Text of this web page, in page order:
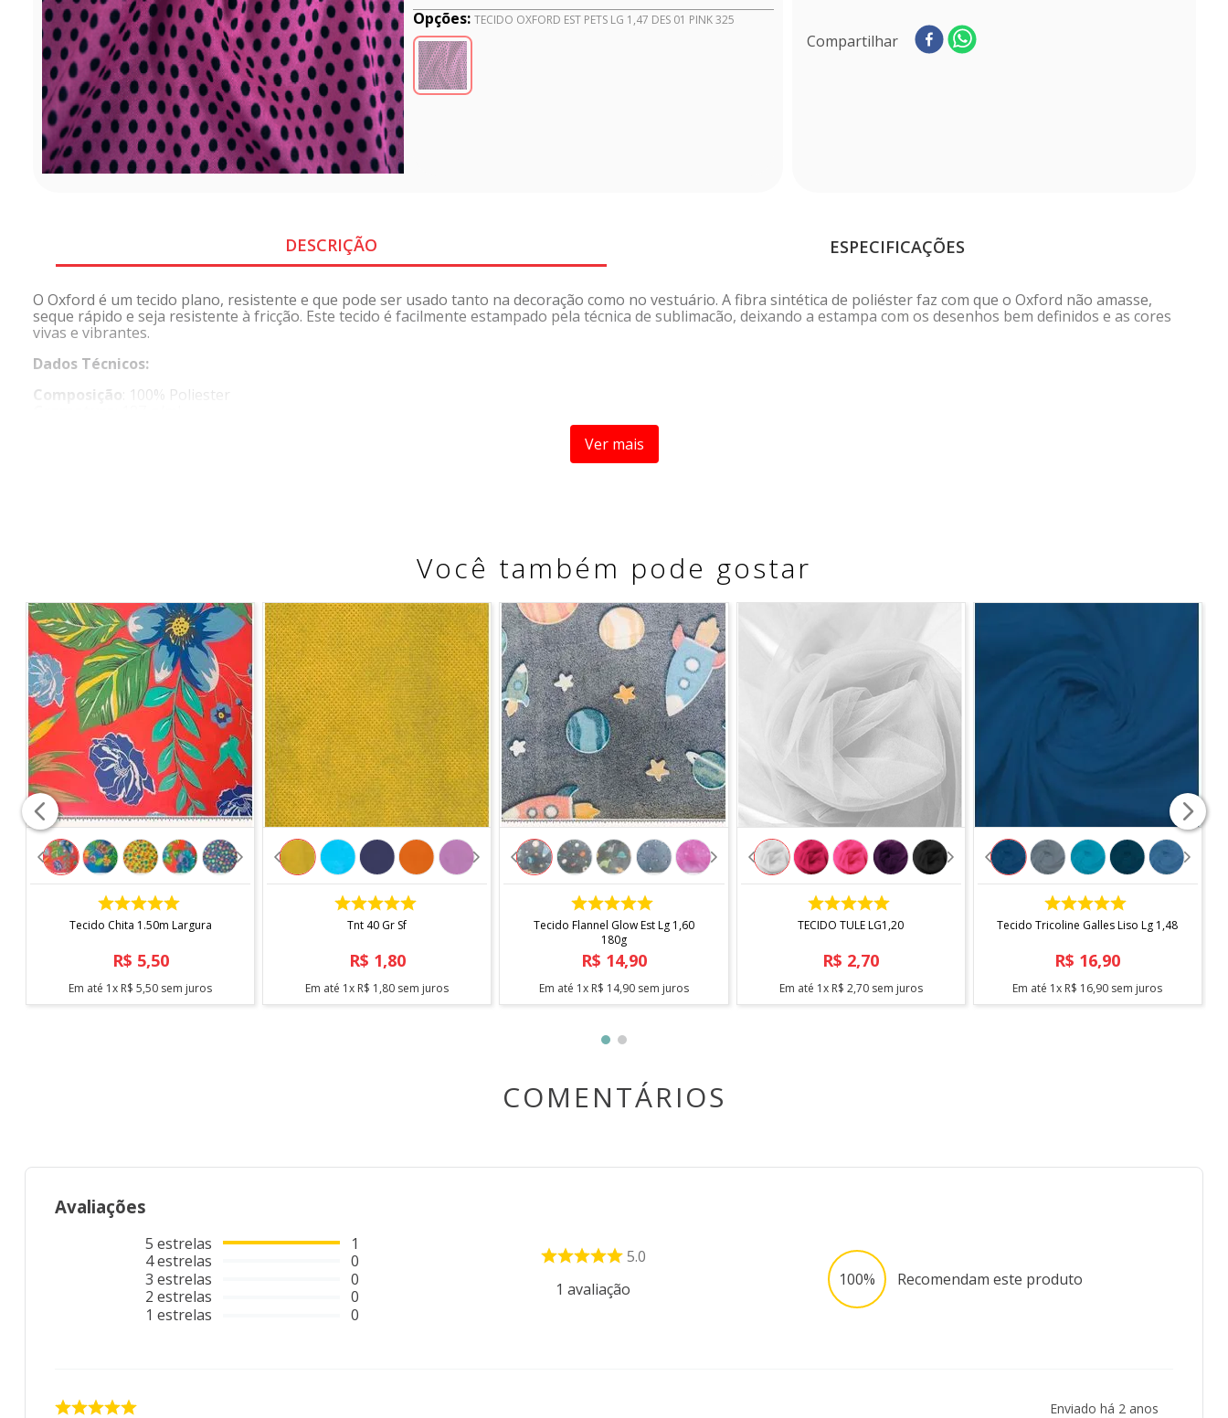
Opções: TECIDO OXFORD EST PETS LG 1,47 DES 01 PINK 325
Compartilhar
DESCRIÇÃO ESPECIFICAÇÕES
O Oxford é um tecido plano, resistente e que pode ser usado tanto na decoração como no vestuário. A fibra sintética de poliéster faz com que o Oxford não amasse,
seque rápido e seja resistente à fricção. Este tecido é facilmente estampado pela técnica de sublimacão, deixando a estampa com os desenhos bem definidos e as cores
vivas e vibrantes.
Dados Técnicos:
Composição : 100% Poliester
: Vendido a cada 1,00 MT onde a medida se refere a um metro de comprimento pela largura do tecido. Caso seja solicitado 2 mts, será enviado metragem
corrida, sem cortes. Para pedidos acima de 15 metros, é possível que haja fracionamento do corte*
Ver mais
Você também pode gostar
COMPRAR
Tecido Chita 1.50m Largura
R$ 5,50
Em até 1x R$ 5,50 sem juros
COMPRAR
Tnt 40 Gr Sf
R$ 1,80
Em até 1x R$ 1,80 sem juros
COMPRAR
Tecido Flannel Glow Est Lg 1,60
180g
R$ 14,90
Em até 1x R$ 14,90 sem juros
COMPRAR
TECIDO TULE LG1,20
R$ 2,70
Em até 1x R$ 2,70sem juros
COMPRAR
Tecido Tricoline Galles Liso Lg 1,48
R$ 16,90
Em até 1x R$ 16,90 sem juros
COMENTÁRIOS
Avaliações
5 estrelas
4estrelas
3 estrelas
2 estrelas
1 estrelas
1
0
0
0
0
5.0
1 avaliação 100% Recomendam este produto
Enviado há 2 anos